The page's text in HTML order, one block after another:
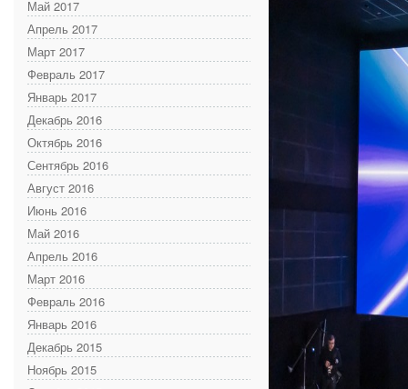
Май 2017
Апрель 2017
Март 2017
Февраль 2017
Январь 2017
Декабрь 2016
Октябрь 2016
Сентябрь 2016
Август 2016
Июнь 2016
Май 2016
Апрель 2016
Март 2016
Февраль 2016
Январь 2016
Декабрь 2015
Ноябрь 2015